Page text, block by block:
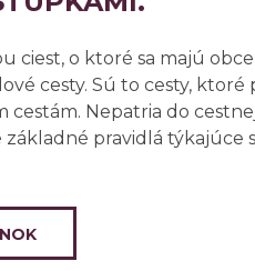
ciest, o ktoré sa majú
cesty. Sú to cesty,
Nepatria do
pravidlá týkajúce